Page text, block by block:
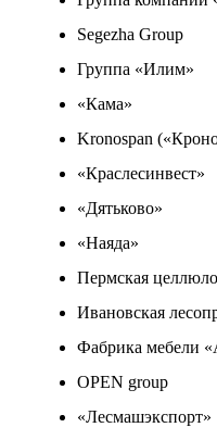
Segezha Group
Группа «Илим»
«Кама»
Kronospan
«Краслесинвест»
«Дятьково»
«Наяда»
Пермская
Ивановская
Фабрика мебели
OPEN group
«Лесмашэкспорт»